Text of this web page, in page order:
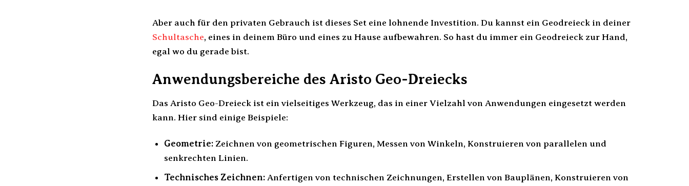
Aber auch für den privaten Gebrauch ist dieses Set eine lohnende Investition. Du kannst ein Geodreieck in deiner
Schultasche, eines in deinem Büro und eines zu Hause aufbewahren. So hast du immer ein Geodreieck zur Hand,
egal wo du gerade bist.
Anwendungsbereiche des Aristo Geo-Dreiecks
Das Aristo Geo-Dreieck ist ein vielseitiges Werkzeug, das in einer Vielzahl von Anwendungen eingesetzt werden
kann. Hier sind einige Beispiele:
Geometrie:Zeichnen von geometrischen Figuren, Messen von Winkeln, Konstruieren von parallelen und
senkrechten Linien.
Technisches Zeichnen:Anfertigen von technischen Zeichnungen, Erstellen von Bauplänen, Konstruieren von